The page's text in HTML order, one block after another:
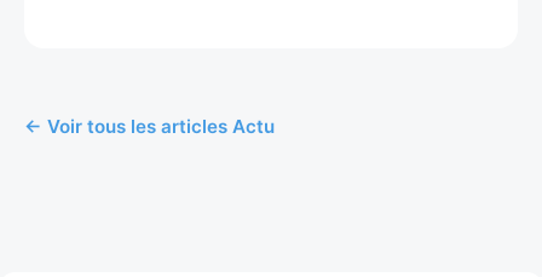
← Voir tous les articles Actu